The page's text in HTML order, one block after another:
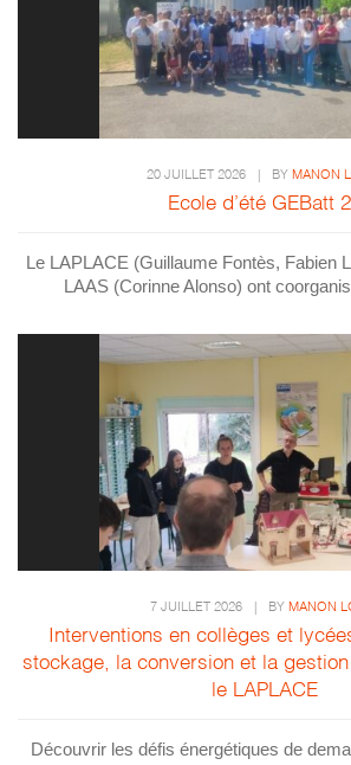
20 JUILLET 2026 BY MANON
Ecole d’été GEBatt
Le LAPLACE (Guillaume Fontès, Fabien
LAAS (Corinne Alonso) ont
7 JUILLET 2026 BY MANON
Interventions en collèges et
stockage, la conversion et la gestion
le LAPLACE
Découvrir les défis énergétiques de